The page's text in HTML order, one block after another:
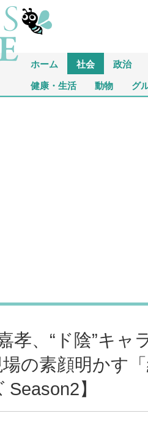
ホーム 社会 政治
健康・生活 動物 グ
孝、“ド陰”キャ
の素顔明かす
】